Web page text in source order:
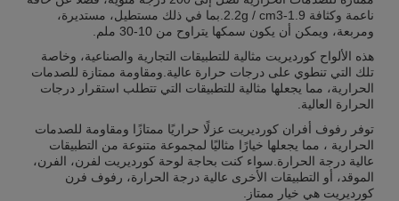
ناعمة وكثافة 1.9-2.2g / cm3.بما في ذلك مستطيل، مستديرة،
ومربعة، ويمكن أن يكون سمكها يتراوح من 10-30 ملم.
هذه الألواح كورديريت مثالية للتطبيقات التجارية والصناعية، وخاصة
تلك التي تنطوي على درجات حرارة عالية.ومقاومة ممتازة للصدمات
الحرارية، مما يجعلها مثالية للتطبيقات التي تتطلب استقرار درجات
الحرارة العالية.
توفر رفوف أفران كورديريت عزلًا حراريًا ممتازًا ومقاومة للصدمات
الحرارية ، مما يجعلها خيارًا مثاليًا لمجموعة متنوعة من التطبيقات
عالية درجة الحرارة.سواء كنت بحاجة لوحة كورديريت لفرن، الفرن،
الموقد، أو التطبيقات الأخرى عالية درجة الحرارة، رفوف فرن
كورديريت هي خيار ممتاز.